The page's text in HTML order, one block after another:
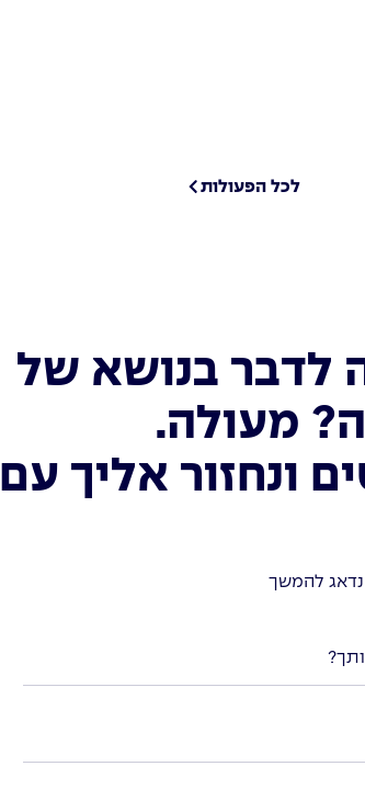
לכל הפעולות
לדבר בנושא של
מעולה.
ונחזור אליך עם
נדאג להמשך